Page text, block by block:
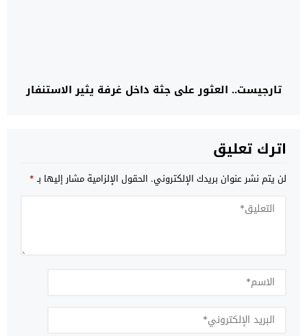
تارجيست.. العثور على جثة داخل غرفة يثير الاستنفار
اترك تعليق
لن يتم نشر عنوان بريدك الإلكتروني. الحقول الإلزامية مشار إليها بـ*